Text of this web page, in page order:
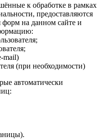
к обработке в рамках
предоставляются
форм на данном сайте и
mail)
(при необходимости)
автоматически